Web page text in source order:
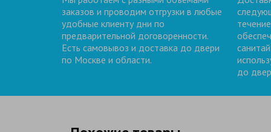
заказов и проводим отгрузки в любые
удобные клиенту дни по
предварительной договоренности.
Есть самовывоз и доставка до двери
по Москве и области.
до